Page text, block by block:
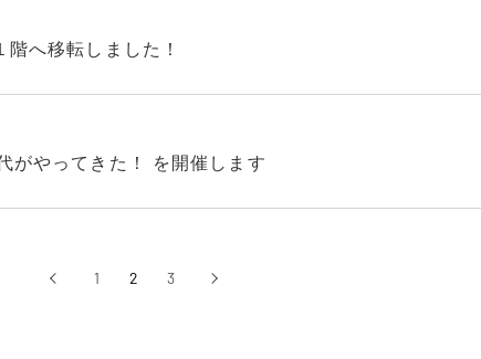
へ移転しました！
がやってきた！ を開催します
‹前へ 1 2 3 ›次へ